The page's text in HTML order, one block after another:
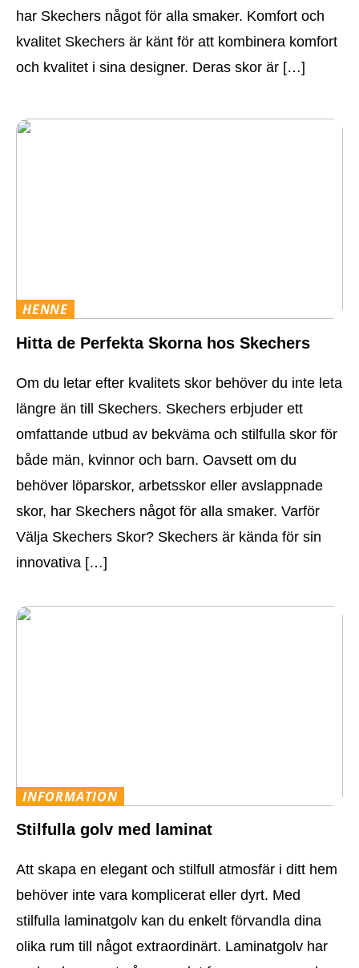
har Skechers något för alla smaker. Komfort och
kvalitet Skechers är känt för att kombinera komfort
och kvalitet i sina designer. Deras skor är […]
HENNE
Hitta de Perfekta Skorna hos Skechers
Om du letar efter kvalitets skor behöver du inte leta
längre än till Skechers. Skechers erbjuder ett
omfattande utbud av bekväma och stilfulla skor för
både män, kvinnor och barn. Oavsett om du
behöver löparskor, arbetsskor eller avslappnade
skor, har Skechers något för alla smaker. Varför
Välja Skechers Skor? Skechers är kända för sin
innovativa […]
INFORMATION
Stilfulla golv med laminat
Att skapa en elegant och stilfull atmosfär i ditt hem
behöver inte vara komplicerat eller dyrt. Med
stilfulla laminatgolv kan du enkelt förvandla dina
olika rum till något extraordinärt. Laminatgolv har